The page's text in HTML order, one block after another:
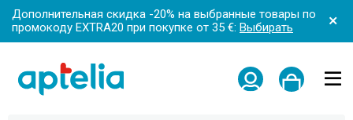
Дополнительная скидка -20% на выбранные товары по
промокоду EXTRA20 при покупке от 35 €: Выбирать